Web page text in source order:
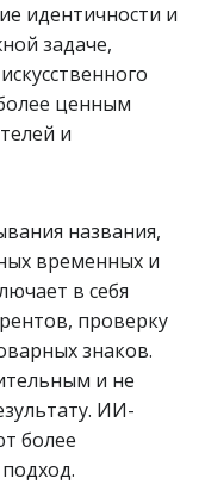
идентичности и
задаче,
ценным
и
названия,
временных и
в себя
проверку
знаков.
и не
ИИ-
более